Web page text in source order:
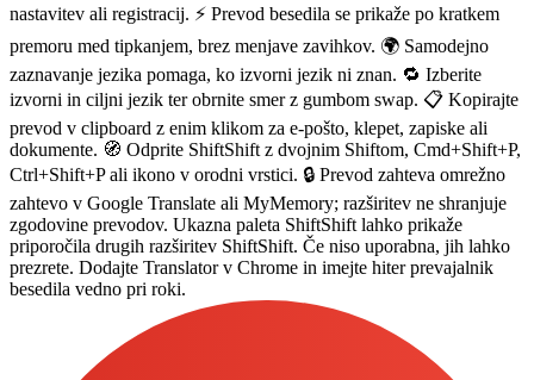
nastavitev ali registracij. ⚡ Prevod besedila se prikaže po kratkem
premoru med tipkanjem, brez menjave zavihkov. 🌍 Samodejno
zaznavanje jezika pomaga, ko izvorni jezik ni znan. 🔁 Izberite
izvorni in ciljni jezik ter obrnite smer z gumbom swap. 📋 Kopirajte
prevod v clipboard z enim klikom za e-pošto, klepet, zapiske ali
dokumente. 🧭 Odprite ShiftShift z dvojnim Shiftom, Cmd+Shift+P,
Ctrl+Shift+P ali ikono v orodni vrstici. 🔒 Prevod zahteva omrežno
zahtevo v Google Translate ali MyMemory; razširitev ne shranjuje
zgodovine prevodov. Ukazna paleta ShiftShift lahko prikaže
priporočila drugih razširitev ShiftShift. Če niso uporabna, jih lahko
prezrete. Dodajte Translator v Chrome in imejte hiter prevajalnik
besedila vedno pri roki.